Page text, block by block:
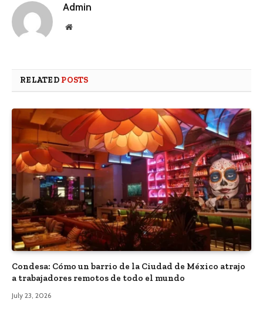
Admin
Website
RELATED POSTS
Condesa: Cómo un barrio de la Ciudad de México atrajo
a trabajadores remotos de todo el mundo
July 23, 2026